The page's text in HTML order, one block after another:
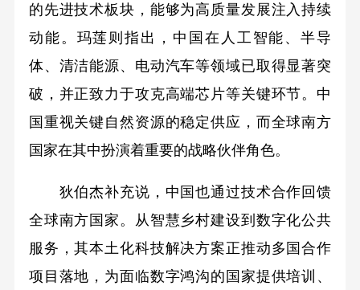
的先进技术板块，能够为高质量发展注入持续
动能。玛莲则指出，中国在人工智能、半导
体、清洁能源、电动汽车等领域已取得显著突
破，并正致力于攻克高端芯片等关键环节。中
国重视关键自然资源的稳定供应，而全球南方
国家在其中扮演着重要的战略伙伴角色。
狄伯杰补充说，中国也通过技术合作回馈
全球南方国家。从智慧乡村建设到数字化公共
服务，其本土化科技解决方案正推动多国合作
项目落地，为面临数字鸿沟的国家提供培训、